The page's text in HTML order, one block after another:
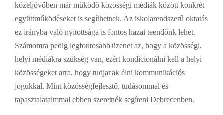
közeljövőben már működő közösségi médiák között konkrét
együttműködéseket is segíthetnek. Az iskolarendszerű oktatás
ez irányba való nyitottsága is fontos hazai teendőnk lehet.
Számomra pedig legfontosabb üzenet az, hogy a közösségi,
helyi médiákra szükség van, ezért kondicionálni kell a helyi
közösségeket arra, hogy tudjanak élni kommunikációs
jogukkal. Mint közösségfejlesztő, tudásommal és
tapasztalataimmal ebben szeretnék segíteni Debrecenben.